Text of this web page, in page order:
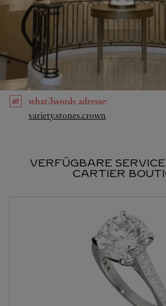
what3words adresse:
variety.stones.crown
VERFÜGBARE
CARTIER